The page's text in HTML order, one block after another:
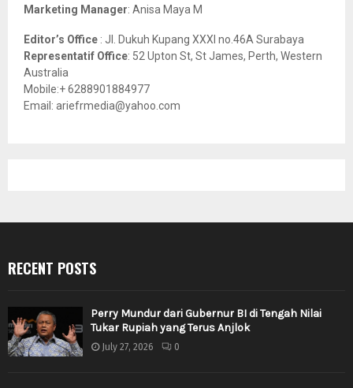
Marketing Manager: Anisa Maya M
Editor’s Office : Jl. Dukuh Kupang XXXI no.46A Surabaya
Representatif Office: 52 Upton St, St James, Perth, Western
Australia
Mobile:+ 6288901884977
Email: ariefrmedia@yahoo.com
RECENT POSTS
Perry Mundur dari Gubernur BI di Tengah Nilai
Tukar Rupiah yang Terus Anjlok
July 27, 2026 0